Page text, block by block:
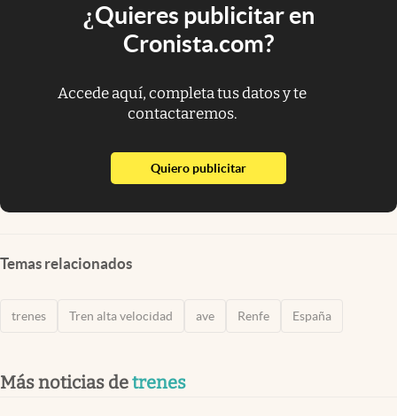
¿Quieres publicitar en
Cronista.com?
Accede aquí, completa tus datos y te
contactaremos.
Quiero publicitarabre en nueva pestaña
Temas relacionados
trenes Tren alta velocidad ave Renfe España
Más noticias detrenes